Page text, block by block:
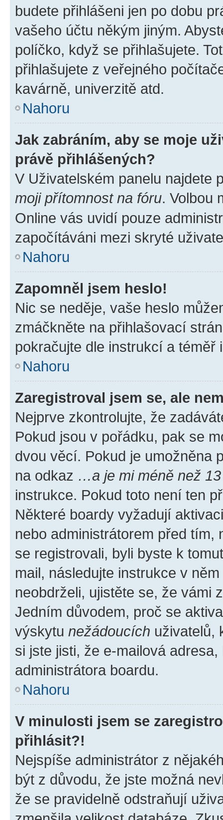
budete přihlášeni jen po dobu
vašeho účtu někým jiným.
políčko, když se přihlašujete.
přihlašujete z veřejného
kavárně, univerzitě atd.
Nahoru
Jak zabráním, aby se moje
právě přihlášených?
V Uživatelském panelu najdete
moji přítomnost na fóru. Volbou
Online vás uvidí pouze
započítáváni mezi skryté
Nahoru
Zapomněl jsem heslo!
Nic se neděje, vaše heslo
zmáčkněte na přihlašovací
pokračujte dle instrukcí a téměř
Nahoru
Zaregistroval jsem se, ale
Nejprve zkontrolujte, že
Pokud jsou v pořádku, pak se
dvou věcí. Pokud je umožněna
na odkaz …a je mi méně než
instrukce. Pokud toto není ten
Některé boardy vyžadují
nebo administrátorem před tím,
se registrovali, byli byste k
mail, následujte instrukce v
neobdrželi, ujistěte se, že vámi
Jedním důvodem, proč se
výskytu nežádoucích uživatelů,
si jste jisti, že e-mailová
administrátora boardu.
Nahoru
V minulosti jsem se
přihlásit?!
Nejspíše administrátor z
být z důvodu, že jste možná
že se pravidelně odstraňují